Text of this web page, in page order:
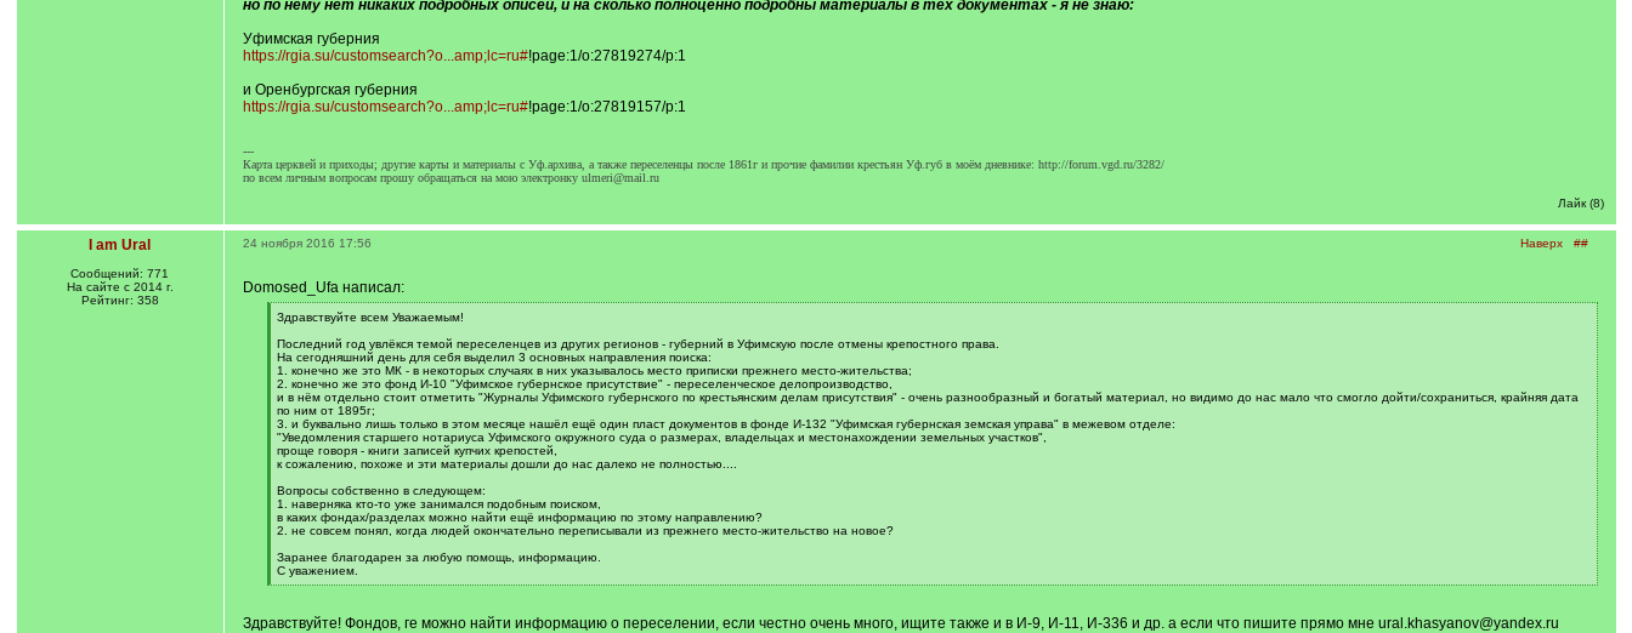
но по нему нет никаких подробных описей, и на сколько полноценно подробны материалы в тех документах - я не знаю:
Уфимская губерния
https://rgia.su/customsearch?o...amp;lc=ru#!page:1/o:27819274/p:1
и Оренбургская губерния
https://rgia.su/customsearch?o...amp;lc=ru#!page:1/o:27819157/p:1
---
Карта церквей и приходы; другие карты и материалы с Уф.архива, а также переселенцы после 1861г и прочие фамилии крестьян Уф.губ в моём дневнике: http://forum.vgd.ru/3282/
по всем личным вопросам прошу обращаться на мою электронку ulmeri@mail.ru
Лайк (8)
I am Ural
Сообщений: 771
На сайте с 2014 г.
Рейтинг: 358
Наверх ##
24 ноября 2016 17:56
Domosed_Ufa написал:
[
]
Здравствуйте всем Уважаемым!
Последний год увлёкся темой переселенцев из других регионов - губерний в Уфимскую после отмены крепостного права.
На сегодняшний день для себя выделил 3 основных направления поиска:
1. конечно же это МК - в некоторых случаях в них указывалось место приписки прежнего место-жительства;
2. конечно же это фонд И-10 "Уфимское губернское присутствие" - переселенческое делопроизводство,
и в нём отдельно стоит отметить "Журналы Уфимского губернского по крестьянским делам присутствия" - очень разнообразный и богатый материал, но видимо до нас мало что смогло дойти/сохраниться, крайняя дата
по ним от 1895г;
3. и буквально лишь только в этом месяце нашёл ещё один пласт документов в фонде И-132 "Уфимская губернская земская управа" в межевом отделе:
"Уведомления старшего нотариуса Уфимского окружного суда о размерах, владельцах и местонахождении земельных участков",
проще говоря - книги записей купчих крепостей,
к сожалению, похоже и эти материалы дошли до нас далеко не полностью....
Вопросы собственно в следующем:
1. наверняка кто-то уже занимался подобным поиском,
в каких фондах/разделах можно найти ещё информацию по этому направлению?
2. не совсем понял, когда людей окончательно переписывали из прежнего место-жительство на новое?
Заранее благодарен за любую помощь, информацию.
С уважением.
[
]
Здравствуйте! Фондов, ге можно найти информацию о переселении, если честно очень много, ищите также и в И-9, И-11, И-336 и др. а если что пишите прямо мне ural.khasyanov@yandex.ru